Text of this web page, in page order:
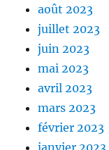
août 2023
juillet 2023
juin 2023
mai 2023
avril 2023
mars 2023
février 2023